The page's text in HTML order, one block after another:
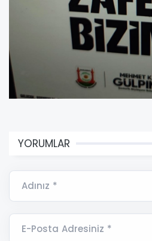
YORUMLAR
Adınız *
E-Posta Adresiniz *